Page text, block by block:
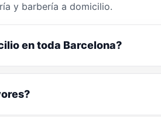
y barbería a domicilio.
en toda Barcelona?